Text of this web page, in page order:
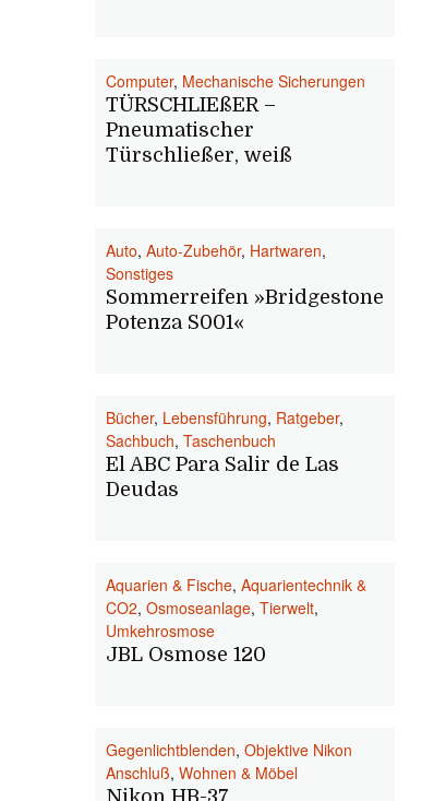
Computer, Mechanische Sicherungen
TÜRSCHLIEßER –
Pneumatischer
Türschließer, weiß
Auto, Auto-Zubehör, Hartwaren,
Sonstiges
Sommerreifen »Bridgestone
Potenza S001«
Bücher, Lebensführung, Ratgeber,
Sachbuch, Taschenbuch
El ABC Para Salir de Las
Deudas
Aquarien & Fische, Aquarientechnik &
CO2, Osmoseanlage, Tierwelt,
Umkehrosmose
JBL Osmose 120
Gegenlichtblenden, Objektive Nikon
Anschluß, Wohnen & Möbel
Nikon HB-37